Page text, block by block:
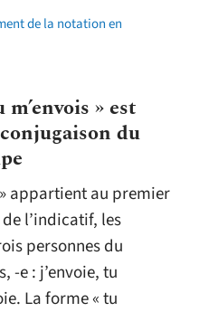
de la notation en
» est
du
appartient au premier
l’indicatif, les
personnes du
-e : j’envoie, tu
La forme « tu